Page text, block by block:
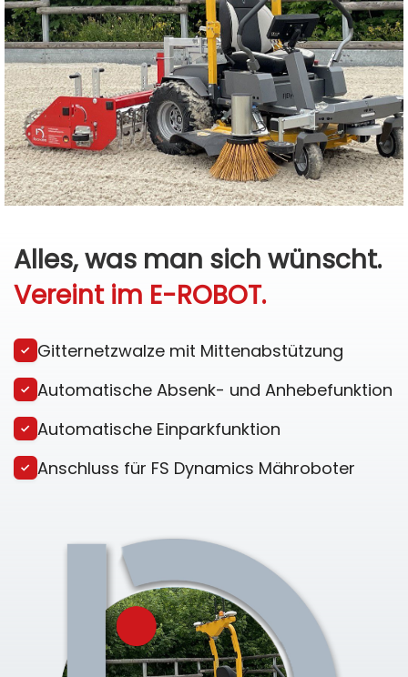
Alles, was man sich wünscht.
Vereint im E-ROBOT.
Gitternetzwalze mit Mittenabstützung
Automatische Absenk- und Anhebefunktion
Automatische Einparkfunktion
Anschluss für FS Dynamics Mähroboter